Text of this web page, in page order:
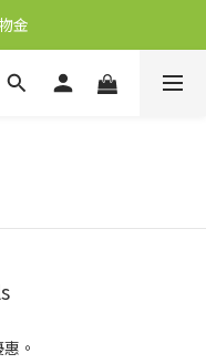
金
金
價值59元
。